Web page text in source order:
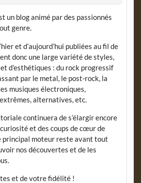
un blog animé par des passionnés
genre.
et d’aujourd’hui publiées au fil de
donc une large variété de styles,
d’esthétiques : du rock progressif
par le metal, le post-rock, la
musiques électroniques,
alternatives, etc.
continuera de s’élargir encore
et des coups de cœur de
principal moteur reste avant tout
nos découvertes et de les
et de votre fidélité !